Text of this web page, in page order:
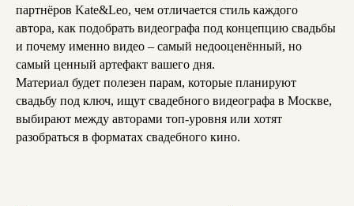
партнёров Kate&Leo, чем отличается стиль каждого
автора, как подобрать видеографа под концепцию свадьбы
и почему именно видео – самый недооценённый, но
самый ценный артефакт вашего дня.
Материал будет полезен парам, которые планируют
свадьбу под ключ, ищут свадебного видеографа в Москве,
выбирают между авторами топ-уровня или хотят
разобраться в форматах свадебного кино.